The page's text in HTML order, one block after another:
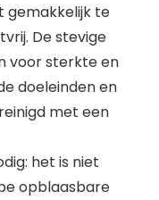
gemakkelijk te
De stevige
voor sterkte en
doeleinden en
met een
het is niet
opblaasbare